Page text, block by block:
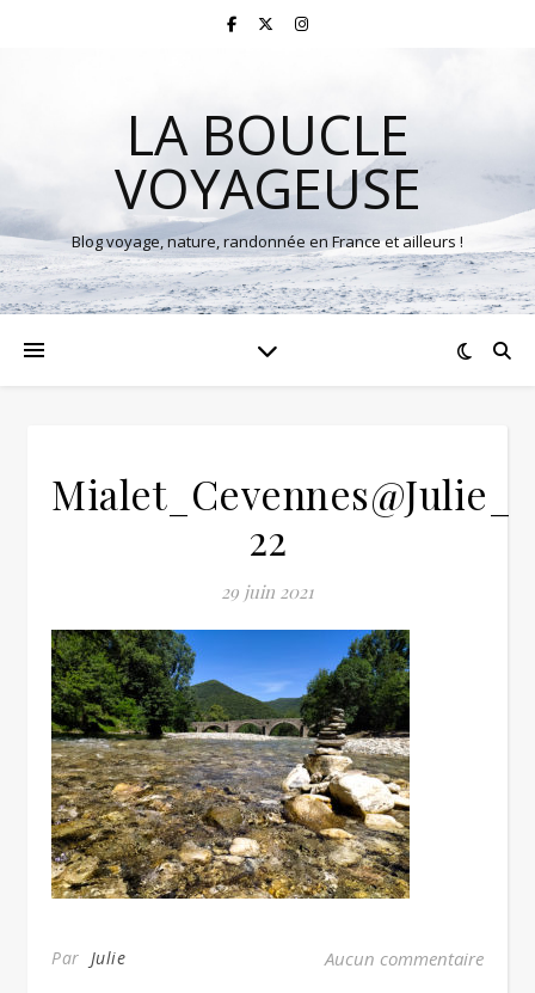
LA BOUCLE
VOYAGEUSE
Blog voyage, nature, randonnée en France et ailleurs !
22
29 juin 2021
Par Julie Aucun commentaire